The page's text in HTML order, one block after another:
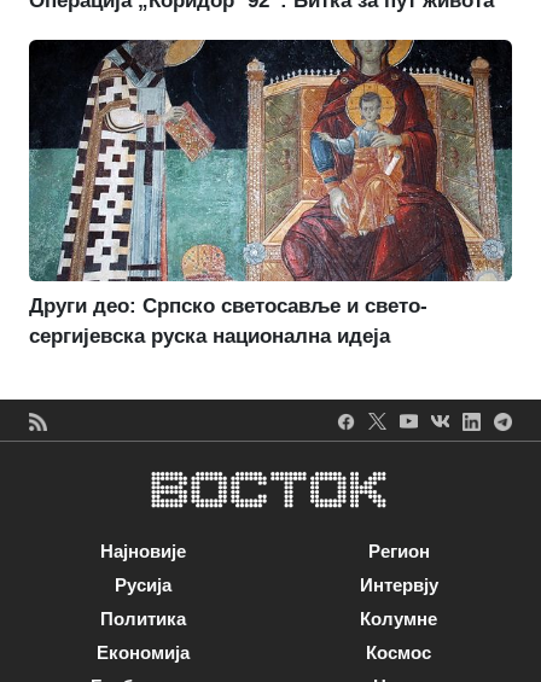
Други део: Српско светосавље и свето-
сергијевска руска национална идеја
Најновије
Русија
Политика
Економија
Регион
Интервју
Колумне
Космос